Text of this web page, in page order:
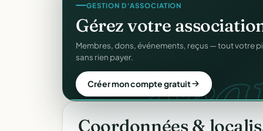
GESTION D'ASSOCIATION
Gérez votre
Membres, dons, événements, reçus — tout votre
sans rien payer.
Créer mon compte gratuit
SITE WEB
Votre site web
Une page publique élégante et un site de
Sans webmaster.
Créer mon site gratuit
Coordonnées &